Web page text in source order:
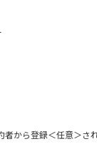
から登録＜任意＞さ